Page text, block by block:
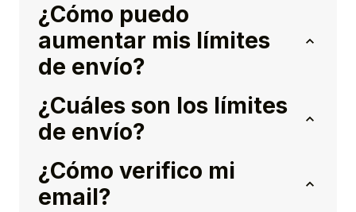
¿Cómo puedo
aumentar mis límites
de envío?
¿Cuáles son los límites
de envío?
¿Cómo verifico mi
email?